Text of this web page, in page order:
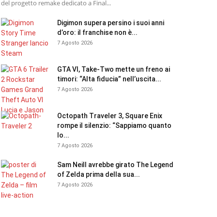
del progetto remake dedicato a Final...
Digimon supera persino i suoi anni
d’oro: il franchise non è...
7 Agosto 2026
GTA VI, Take-Two mette un freno ai
timori: “Alta fiducia” nell’uscita...
7 Agosto 2026
Octopath Traveler 3, Square Enix
rompe il silenzio: “Sappiamo quanto
lo...
7 Agosto 2026
Sam Neill avrebbe girato The Legend
of Zelda prima della sua...
7 Agosto 2026